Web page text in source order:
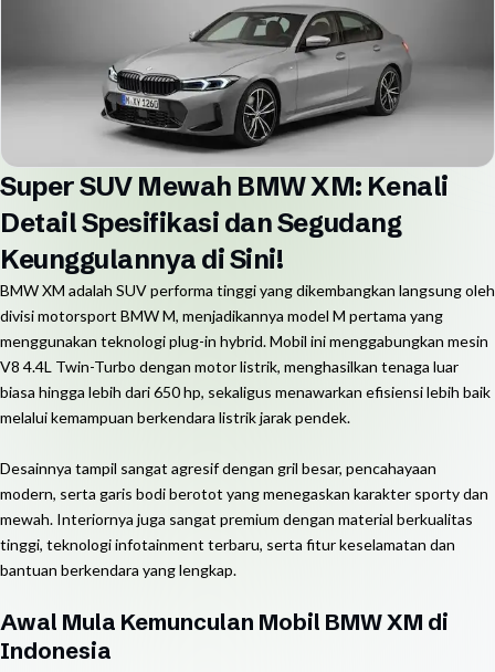
Super SUV Mewah BMW XM: Kenali
Detail Spesifikasi dan Segudang
Keunggulannya di Sini!
BMW XM adalah SUV performa tinggi yang dikembangkan langsung oleh
divisi motorsport BMW M, menjadikannya model M pertama yang
menggunakan teknologi plug-in hybrid. Mobil ini menggabungkan mesin
V8 4.4L Twin-Turbo dengan motor listrik, menghasilkan tenaga luar
biasa hingga lebih dari 650 hp, sekaligus menawarkan efisiensi lebih baik
melalui kemampuan berkendara listrik jarak pendek.
Desainnya tampil sangat agresif dengan gril besar, pencahayaan
modern, serta garis bodi berotot yang menegaskan karakter sporty dan
mewah. Interiornya juga sangat premium dengan material berkualitas
tinggi, teknologi infotainment terbaru, serta fitur keselamatan dan
bantuan berkendara yang lengkap.
Awal Mula Kemunculan Mobil BMW XM di
Indonesia